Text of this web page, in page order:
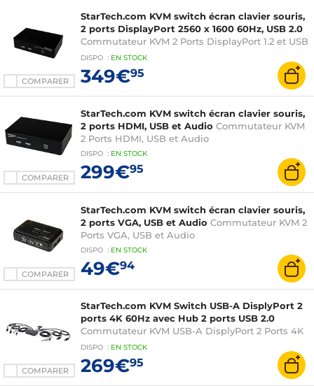
COMPARER
StarTech.com KVM switch écran clavier souris,
2 ports DisplayPort 2560 x 1600 60Hz, USB 2.0
Commutateur KVM 2 Ports DisplayPort 1.2 et USB
2.0
DISPO : EN STOCK
349€95
COMPARER
StarTech.com KVM switch écran clavier souris,
2 ports HDMI, USB et Audio Commutateur KVM
2 Ports HDMI, USB et Audio
DISPO : EN STOCK
299€95
COMPARER
StarTech.com KVM switch écran clavier souris,
2 ports VGA, USB et Audio Commutateur KVM 2
Ports VGA, USB et Audio
DISPO : EN STOCK
49€94
COMPARER
StarTech.com KVM Switch USB-A DisplyPort 2
ports 4K 60Hz avec Hub 2 ports USB 2.0
Commutateur KVM USB-A DisplyPort 2 Ports 4K
60Hz + Hub 2 ports USB 2.0 avec Câbles Audio,
USB et DisplayPort 1,5 m intégrés
DISPO : EN STOCK
269€95